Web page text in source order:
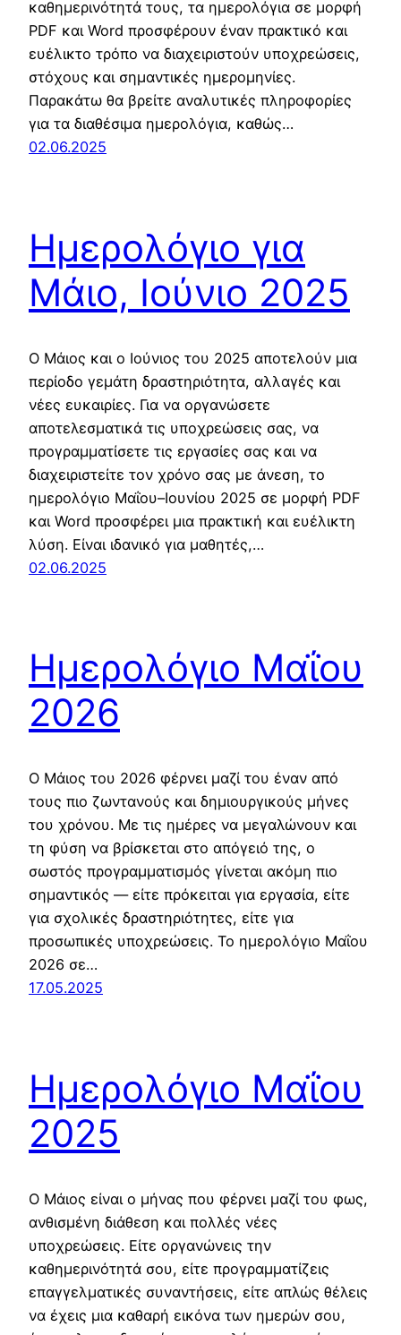
καθημερινότητά τους, τα ημερολόγια σε μορφή
PDF και Word προσφέρουν έναν πρακτικό και
ευέλικτο τρόπο να διαχειριστούν υποχρεώσεις,
στόχους και σημαντικές ημερομηνίες.
Παρακάτω θα βρείτε αναλυτικές πληροφορίες
για τα διαθέσιμα ημερολόγια, καθώς…
02.06.2025
Ημερολόγιο για
Μάιο, Ιούνιο 2025
Ο Μάιος και ο Ιούνιος του 2025 αποτελούν μια
περίοδο γεμάτη δραστηριότητα, αλλαγές και
νέες ευκαιρίες. Για να οργανώσετε
αποτελεσματικά τις υποχρεώσεις σας, να
προγραμματίσετε τις εργασίες σας και να
διαχειριστείτε τον χρόνο σας με άνεση, το
ημερολόγιο Μαΐου–Ιουνίου 2025 σε μορφή PDF
και Word προσφέρει μια πρακτική και ευέλικτη
λύση. Είναι ιδανικό για μαθητές,…
02.06.2025
Ημερολόγιο Μαΐου
2026
Ο Μάιος του 2026 φέρνει μαζί του έναν από
τους πιο ζωντανούς και δημιουργικούς μήνες
του χρόνου. Με τις ημέρες να μεγαλώνουν και
τη φύση να βρίσκεται στο απόγειό της, ο
σωστός προγραμματισμός γίνεται ακόμη πιο
σημαντικός — είτε πρόκειται για εργασία, είτε
για σχολικές δραστηριότητες, είτε για
προσωπικές υποχρεώσεις. Το ημερολόγιο Μαΐου
2026 σε…
17.05.2025
Ημερολόγιο Μαΐου
2025
Ο Μάιος είναι ο μήνας που φέρνει μαζί του φως,
ανθισμένη διάθεση και πολλές νέες
υποχρεώσεις. Είτε οργανώνεις την
καθημερινότητά σου, είτε προγραμματίζεις
επαγγελματικές συναντήσεις, είτε απλώς θέλεις
να έχεις μια καθαρή εικόνα των ημερών σου,